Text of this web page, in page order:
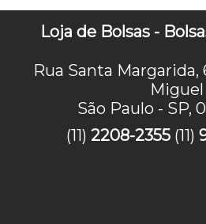
Loja de Bolsas -
Rua Santa Margarida,
Miguel
São Paulo - SP,
(11) 2208-2355 (11)